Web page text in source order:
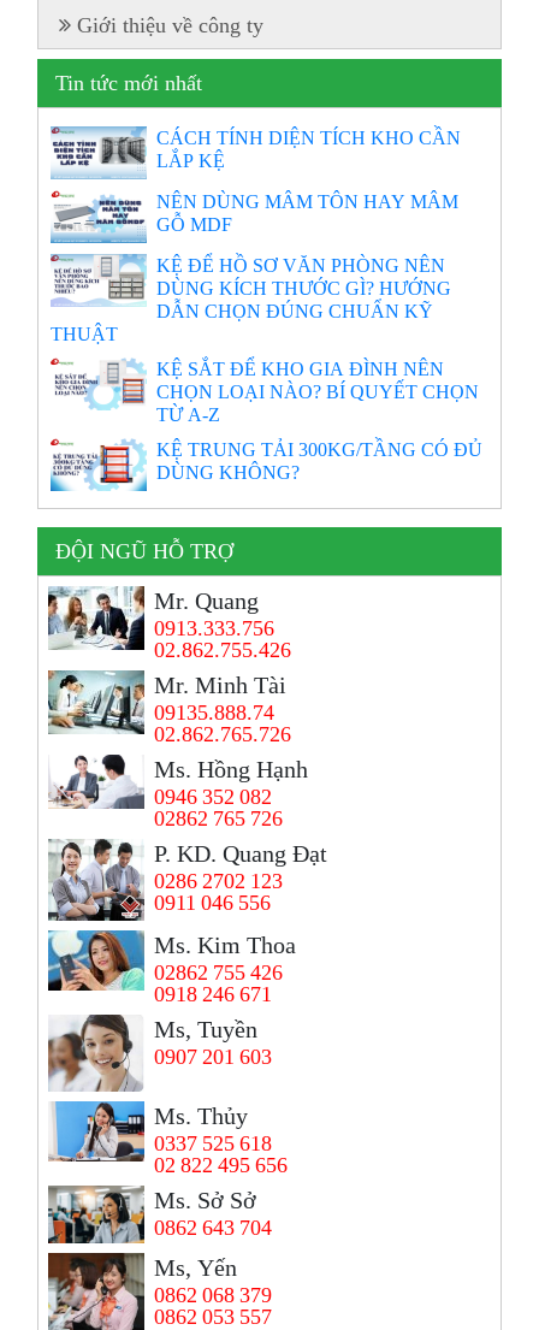
Giới thiệu về công ty
Tin tức mới nhất
CÁCH TÍNH DIỆN TÍCH KHO CẦN
LẮP KỆ
NÊN DÙNG MÂM TÔN HAY MÂM
GỖ MDF
KỆ ĐỂ HỒ SƠ VĂN PHÒNG NÊN
DÙNG KÍCH THƯỚC GÌ? HƯỚNG
DẪN CHỌN ĐÚNG CHUẨN KỸ
THUẬT
KỆ SẮT ĐỂ KHO GIA ĐÌNH NÊN
CHỌN LOẠI NÀO? BÍ QUYẾT CHỌN
TỪ A-Z
KỆ TRUNG TẢI 300KG/TẦNG CÓ ĐỦ
DÙNG KHÔNG?
ĐỘI NGŨ HỖ TRỢ
Mr. Quang
0913.333.756
02.862.755.426
Mr. Minh Tài
09135.888.74
02.862.765.726
Ms. Hồng Hạnh
0946 352 082
02862 765 726
P. KD. Quang Đạt
0286 2702 123
0911 046 556
Ms. Kim Thoa
02862 755 426
0918 246 671
Ms, Tuyền
0907 201 603
Ms. Thủy
0337 525 618
02 822 495 656
Ms. Sở Sở
0862 643 704
Ms, Yến
0862 068 379
0862 053 557